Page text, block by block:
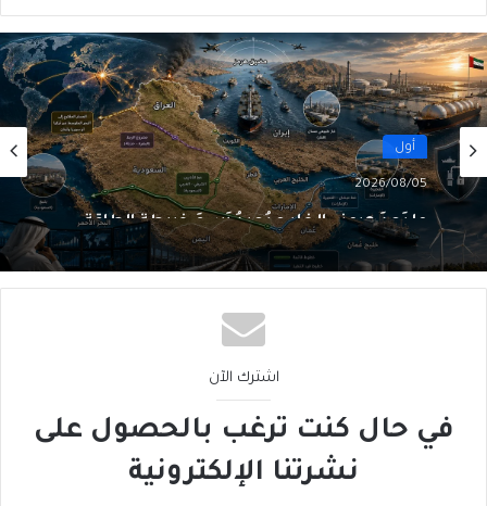
أول
2026/08/05
ما بَعدَ هرمز… الخليج يُعيدُ رَسمَ خريطةِ الطاقة
اشترك الآن
في حال كنت ترغب بالحصول على
نشرتنا الإلكترونية